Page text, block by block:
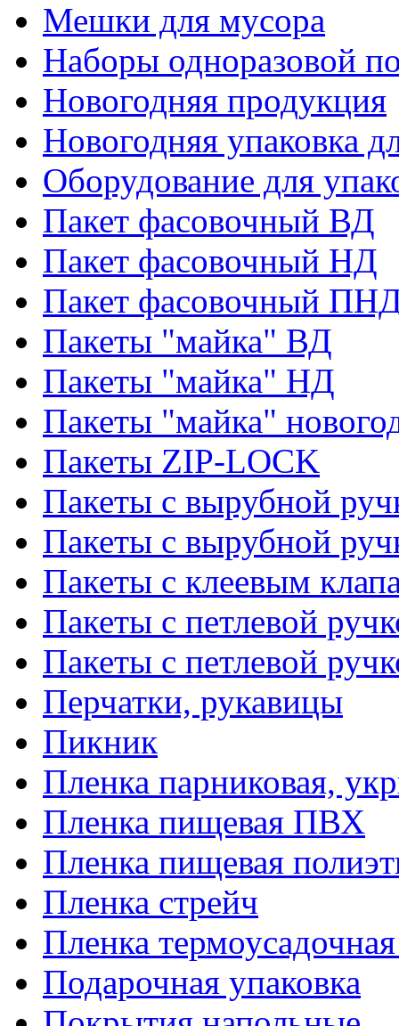
Мешки для мусора
Наборы одноразовой
Новогодняя продукция
Новогодняя упаковка
Оборудование для
Пакет фасовочный ВД
Пакет фасовочный НД
Пакет фасовочный
Пакеты "майка" ВД
Пакеты "майка" НД
Пакеты "майка"
Пакеты ZIP-LOCK
Пакеты с вырубной
Пакеты с вырубной
Пакеты с клеевым
Пакеты с петлевой
Пакеты с петлевой
Перчатки, рукавицы
Пикник
Пленка парниковая,
Пленка пищевая ПВХ
Пленка пищевая
Пленка стрейч
Пленка
Подарочная упаковка